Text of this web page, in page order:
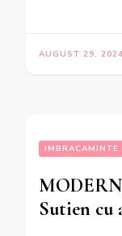
AUGUST 29, 2024
IMBRACAMINTE
Sutien cu